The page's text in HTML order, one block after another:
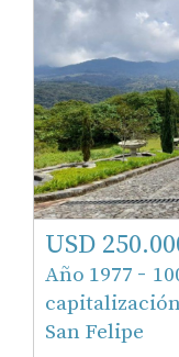
USD
Año 1977 -
capitalización
San Felipe